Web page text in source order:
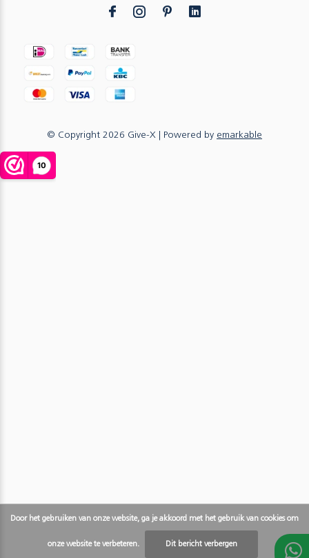
© Copyright 2026 Give-X | Powered by emarkable
Door het gebruiken van onze website, ga je akkoord met het gebruik van cookies om
onze website te verbeteren. Dit bericht verbergen